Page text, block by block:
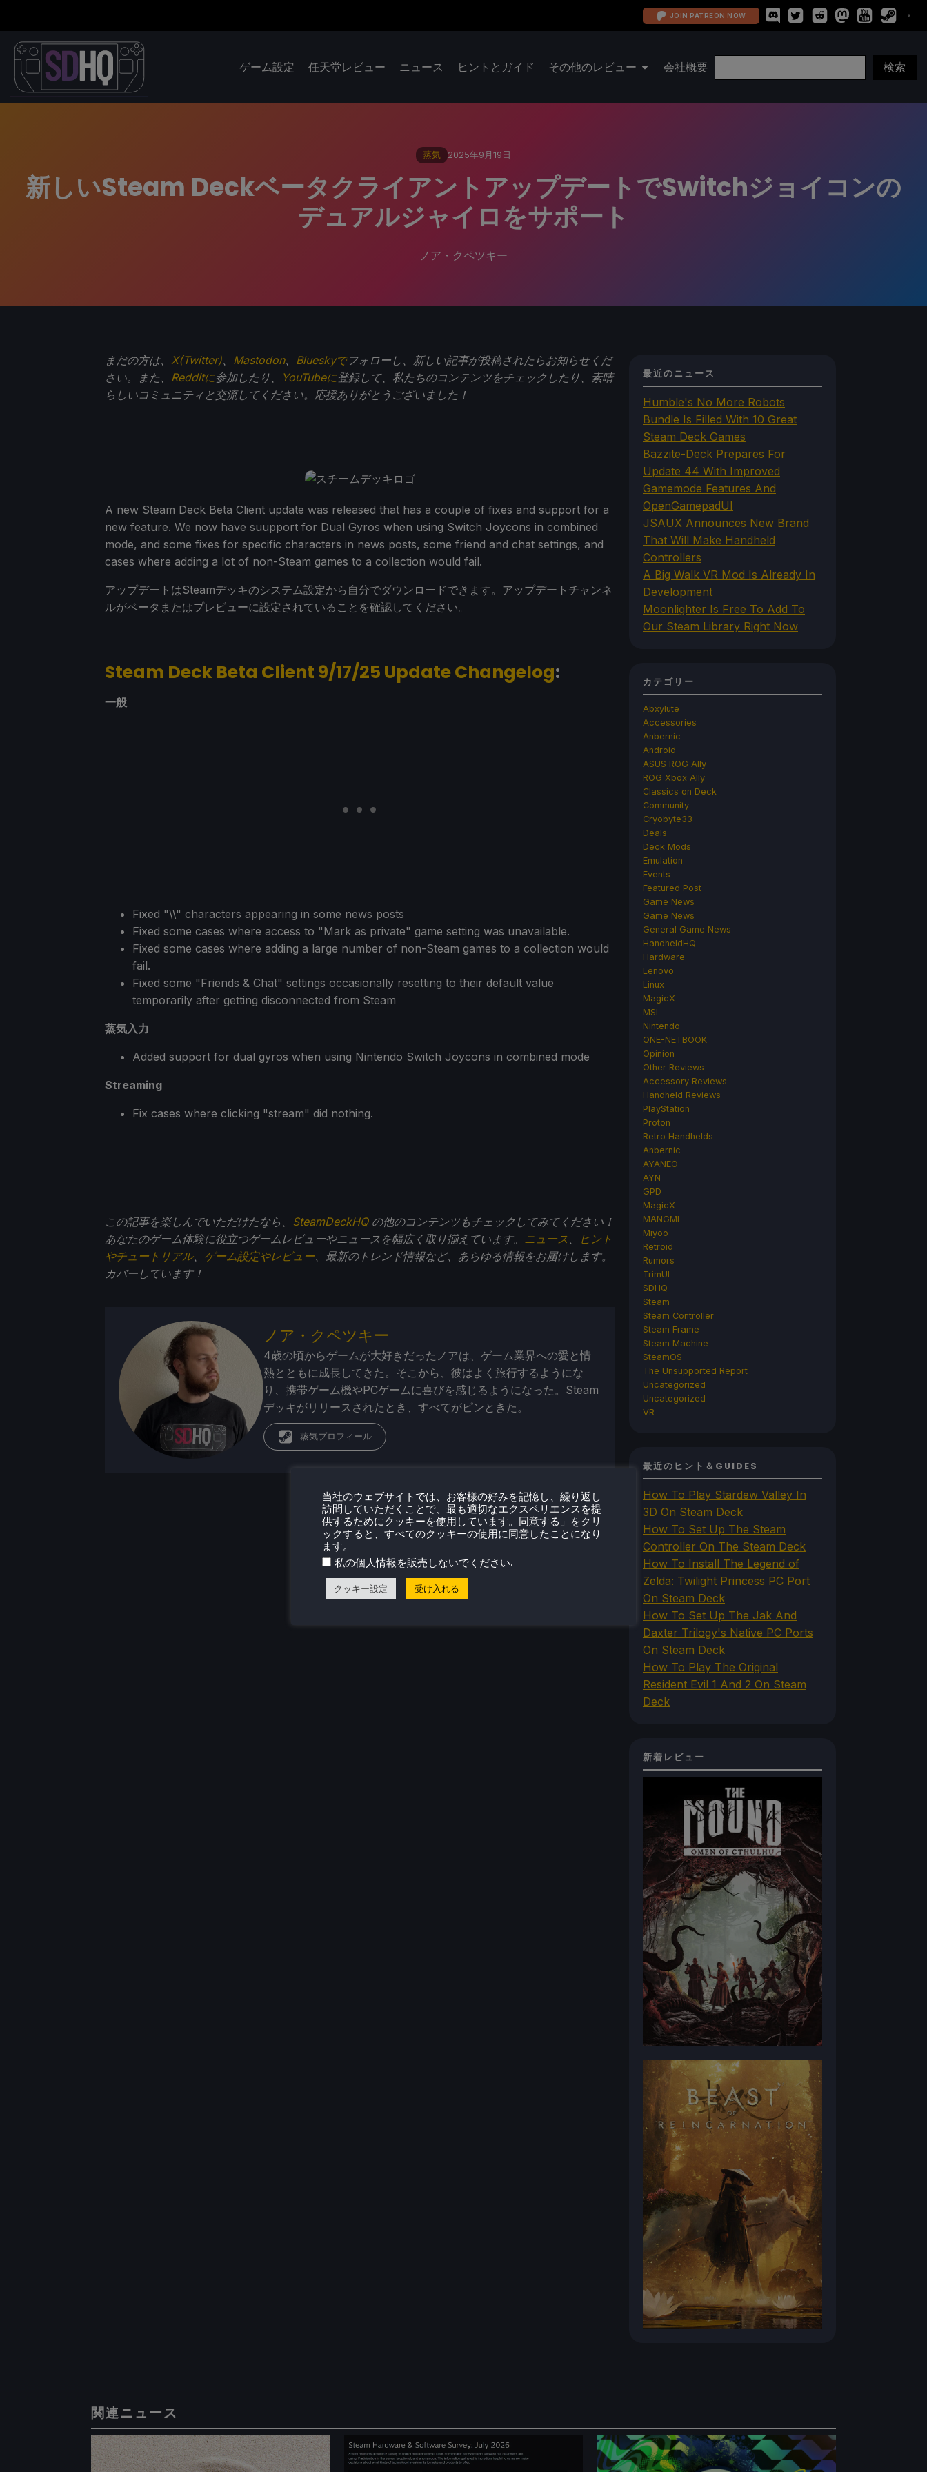
JOIN PATREON NOW
ゲーム設定 任天堂レビュー ニュース ヒントとガイド その他のレビュー 会社概要
蒸気 2025年9月19日
新しいSteam DeckベータクライアントアップデートでSwitchジョイコンの
デュアルジャイロをサポート
ノア・クペツキー
まだの方は、 X(Twitter) Mastodon、 Blueskyでフォローし、新しい記事が投稿されたらお知らせくだ
さい。また、 Redditに参加したり、 YouTubeに登録して、私たちのコンテンツをチェックしたり、素晴
らしいコミュニティと交流してください。応援ありがとうございました！
A new Steam Deck Beta Client update was released that has a couple of fixes and support for a
new feature. We now have suupport for Dual Gyros when using Switch Joycons in combined
mode, and some fixes for specific characters in news posts, some friend and chat settings, and
cases where adding a lot of non-Steam games to a collection would fail.
アップデートはSteamデッキのシステム設定から自分でダウンロードできます。アップデートチャンネ
ルがベータまたはプレビューに設定されていることを確認してください。
Steam Deck Beta Client 9/17/25 Update Changelog:
一般
Fixed "\\" characters appearing in some news posts
Fixed some cases where access to "Mark as private" game setting was unavailable.
Fixed some cases where adding a large number of non-Steam games to a collection would
fail.
Fixed some "Friends & Chat" settings occasionally resetting to their default value
temporarily after getting disconnected from Steam
蒸気入力
Added support for dual gyros when using Nintendo Switch Joycons in combined mode
Streaming
Fix cases where clicking "stream" did nothing.
この記事を楽しんでいただけたなら、 SteamDeckHQの他のコンテンツもチェックしてみてください！
あなたのゲーム体験に役立つゲームレビューやニュースを幅広く取り揃えています。 ニュース
ヒント
やチュートリアル、 ゲーム設定やレビュー 、最新のトレンド情報など、あらゆる情報をお届けします。
カバーしています！
ノア・クペツキー
4歳の頃からゲームが大好きだったノアは、ゲーム業界への愛と情
熱とともに成長してきた。そこから、彼はよく旅行するようにな
り、携帯ゲーム機やPCゲームに喜びを感じるようになった。Steam
デッキがリリースされたとき、すべてがピンときた。
蒸気プロフィール
最近のニュース
Humble's No More Robots
Bundle Is Filled With 10 Great
Steam Deck Games
Bazzite-Deck Prepares For
Update 44 With Improved
Gamemode Features And
OpenGamepadUI
JSAUX Announces New Brand
That Will Make Handheld
Controllers
A Big Walk VR Mod Is Already In
Development
Moonlighter Is Free To Add To
Our Steam Library Right Now
カテゴリー
Abxylute
Accessories
Anbernic
Android
ASUS ROG Ally
ROG Xbox Ally
Classics on Deck
Community
Cryobyte33
Deals
Deck Mods
Emulation
Events
Featured Post
Game News
Game News
General Game News
HandheldHQ
Hardware
Lenovo
Linux
MagicX
MSI
Nintendo
ONE-NETBOOK
Opinion
Other Reviews
Accessory Reviews
Handheld Reviews
PlayStation
Proton
Retro Handhelds
Anbernic
AYANEO
AYN
GPD
MagicX
MANGMI
Miyoo
Retroid
Rumors
TrimUI
SDHQ
Steam
Steam Controller
Steam Frame
Steam Machine
SteamOS
The Unsupported Report
Uncategorized
Uncategorized
VR
最近のヒント＆GUIDES
How To Play Stardew Valley In
3D On Steam Deck
How To Set Up The Steam
Controller On The Steam Deck
How To Install The Legend of
Zelda: Twilight Princess PC Port
On Steam Deck
How To Set Up The Jak And
Daxter Trilogy's Native PC Ports
On Steam Deck
How To Play The Original
Resident Evil 1 And 2 On Steam
Deck
新着レビュー
関連ニュース
当社のウェブサイトでは、お客様の好みを記憶し、繰り返し
訪問していただくことで、最も適切なエクスペリエンスを提
供するためにクッキーを使用しています。同意する」をクリ
ックすると、すべてのクッキーの使用に同意したことになり
ます。
私の個人情報を販売しないでください.
クッキー設定 受け入れる